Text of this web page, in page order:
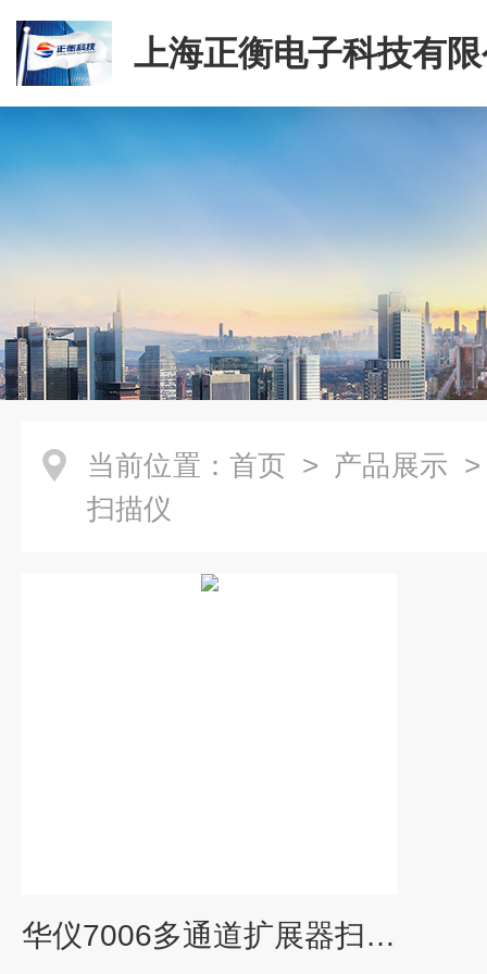
上海正衡电子科技有
当前位置： 首页 > 产品展示
扫描仪
华仪7006多通道扩展器扫描仪 示波器电源通用仪器